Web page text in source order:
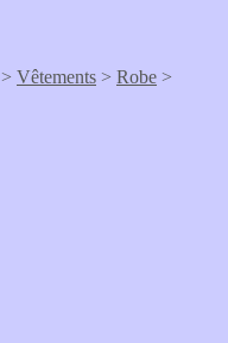
> Vêtements > Robe >